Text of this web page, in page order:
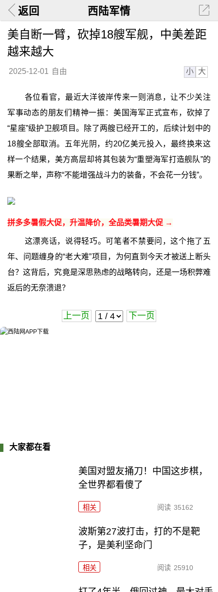
返回 西陆军情
美自断一臂，砍掉18艘军舰，中美差距
越来越大
2025-12-01 自由 小 大
各位看官，最近大洋彼岸传来一则消息，让不少关注
军事动态的朋友们精神一振：美国海军正式宣布，砍掉了
“星座”级护卫舰项目。除了两艘已经开工的，后续计划中的
18艘全部取消。五年光阴，约20亿美元投入，最终换来这
样一个结果，美方高层却将其包装为“重塑海军打造舰队”的
果断之举，声称“不能增强战斗力的装备，不会花一分钱”。
拼多多暑假大促，升温降价，全品类暑期大促 →
这漂亮话，说得轻巧。可笔者不禁要问，这个拖了五
年、问题缠身的“老大难”项目，为何直到今天才被送上断头
台？这背后，究竟是深思熟虑的战略转向，还是一场积弊难
返后的无奈溃退？
上一页 下一页
大家都在看
美国对盟友捅刀！中国这步棋，
全世界都看傻了
相关 阅读 35162
波斯第27波打击，打的不是靶
子，是美利坚命门
相关 阅读 25910